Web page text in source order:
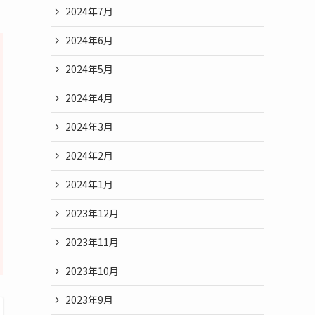
2024年7月
2024年6月
2024年5月
2024年4月
2024年3月
2024年2月
2024年1月
2023年12月
2023年11月
2023年10月
2023年9月